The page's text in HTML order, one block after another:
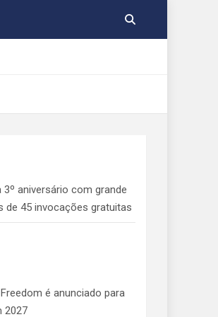
jogos digitais
3º aniversário com grande
de 45 invocações gratuitas
é anunciado para
2027